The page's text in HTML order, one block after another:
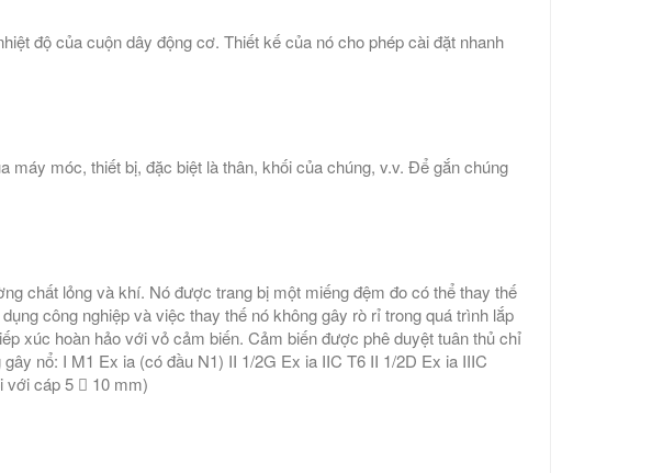
độ của cuộn dây động cơ. Thiết kế của nó cho phép cài đặt nhanh
máy móc, thiết bị, đặc biệt là thân, khối của chúng, v.v. Để gắn chúng
chất lỏng và khí. Nó được trang bị một miếng đệm đo có thể thay thế
công nghiệp và việc thay thế nó không gây rò rỉ trong quá trình lắp
xúc hoàn hảo với vỏ cảm biến. Cảm biến được phê duyệt tuân thủ chỉ
nổ: I M1 Ex ia (có đầu N1) II 1/2G Ex ia IIC T6 II 1/2D Ex ia IIIC
với cáp 5  10 mm)